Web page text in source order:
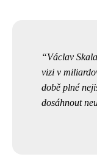
Václav
vizi v
době plné
dosáhnout